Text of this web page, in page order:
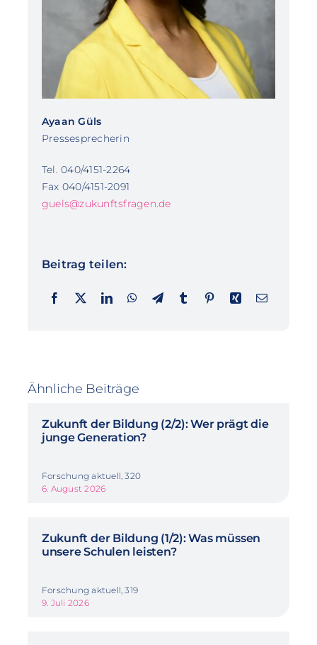
Ayaan Güls
Pressesprecherin
Tel. 040/4151-2264
Fax 040/4151-2091
guels@zukunftsfragen.de
Beitrag teilen:
Ähnliche Beiträge
Zukunft der Bildung (2/2): Wer prägt die
junge Generation?
Forschung aktuell, 320
6. August 2026
Zukunft der Bildung (1/2): Was müssen
unsere Schulen leisten?
Forschung aktuell, 319
9. Juli 2026